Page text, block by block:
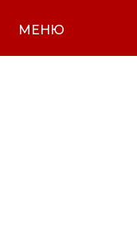
МЕНЮ